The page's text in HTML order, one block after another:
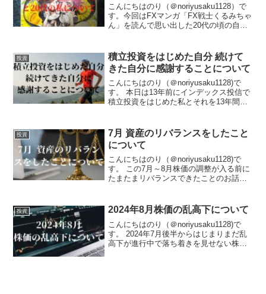
こんにちはのり（＠noriyusaku1128）で
す。今回はFXマンガ「FX戦士くるみちゃ
ん」を読んで思い出した20代の頃の自分
た。そのような生き方をおくらぬよう子
供...
投資
積立投資をはじめた自分 続けて
きた自分に感謝することについて
こんにちはのり（＠noriyusaku1128)で
す。 本日は13年前にインデックス投信で
積立投資をはじめた私とそれを13年間継
のも、継続できたのも強い確固たる信念
があ...
投資
7月 資産のリバランスをしたこと
について
こんにちはのり（＠noriyusaku1128)で
す。 この7月～8月株価の調整が入る前に
たまたまリバランスできたことのお話を
倖でした。これまで長期投資を実践して
投資 2024年8月株価の乱高下について
こんにちはのり（＠noriyusaku1128)で
す。 2024年7月後半からはじまりまだ乱
高下が進行中で落ち着きを見せない株価